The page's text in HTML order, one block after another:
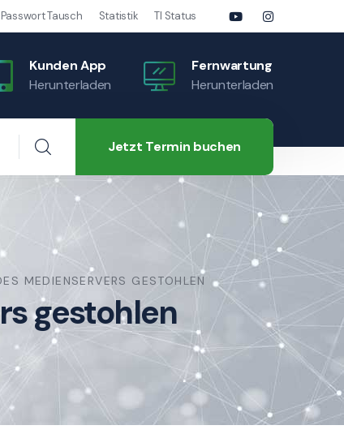
Passwort Tausch Statistik TI Status
Kunden App
Herunterladen
Fernwartung
Herunterladen
Jetzt Termin buchen
MEDIENSERVERS GESTOHLEN
gestohlen